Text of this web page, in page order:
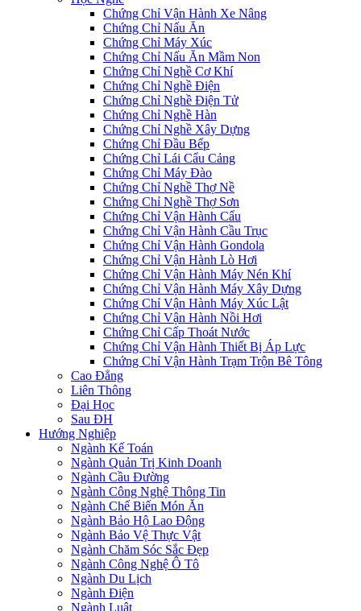
Chứng Chỉ Vận Hành Xe Nâng
Chứng Chỉ Nấu Ăn
Chứng Chỉ Máy Xúc
Chứng Chỉ Nấu Ăn Mầm Non
Chứng Chỉ Nghề Cơ Khí
Chứng Chỉ Nghề Điện
Chứng Chỉ Nghề Điện Tử
Chứng Chỉ Nghề Hàn
Chứng Chỉ Nghề Xây Dựng
Chứng Chỉ Đầu Bếp
Chứng Chỉ Lái Cẩu Cảng
Chứng Chỉ Máy Đào
Chứng Chỉ Nghề Thợ Nề
Chứng Chỉ Nghề Thợ Sơn
Chứng Chỉ Vận Hành Cẩu
Chứng Chỉ Vận Hành Cầu Trục
Chứng Chỉ Vận Hành Gondola
Chứng Chỉ Vận Hành Lò Hơi
Chứng Chỉ Vận Hành Máy Nén Khí
Chứng Chỉ Vận Hành Máy Xây Dựng
Chứng Chỉ Vận Hành Máy Xúc Lật
Chứng Chỉ Vận Hành Nồi Hơi
Chứng Chỉ Cấp Thoát Nước
Chứng Chỉ Vận Hành Thiết Bị Áp Lực
Chứng Chỉ Vận Hành Trạm Trộn Bê Tông
Cao Đẳng
Liên Thông
Đại Học
Sau ĐH
Hướng Nghiệp
Ngành Kế Toán
Ngành Quản Trị Kinh Doanh
Ngành Cầu Đường
Ngành Công Nghệ Thông Tin
Ngành Chế Biến Món Ăn
Ngành Bảo Hộ Lao Động
Ngành Bảo Vệ Thực Vật
Ngành Chăm Sóc Sắc Đẹp
Ngành Công Nghệ Ô Tô
Ngành Du Lịch
Ngành Điện
Ngành Luật